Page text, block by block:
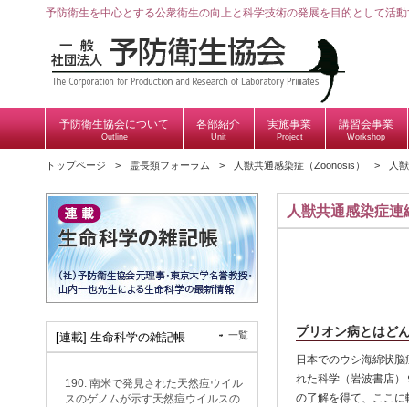
予防衛生を中心とする公衆衛生の向上と科学技術の発展を目的として活
予防衛生協会について
Outline
各部紹介
Unit
実施事業
Project
講習会事業
Workshop
トップページ 霊長類フォーラム 人獣共通感染症（Zoonosis） 人
人獣共通感染症
プリオン病とはど
日本でのウシ海綿状
れた科学（岩波書店
の了解を得て、ここ
[連載] 生命科学の雑記帳 一覧
190. 南米で発見された天然痘ウイル
スのゲノムが示す天然痘ウイルスの